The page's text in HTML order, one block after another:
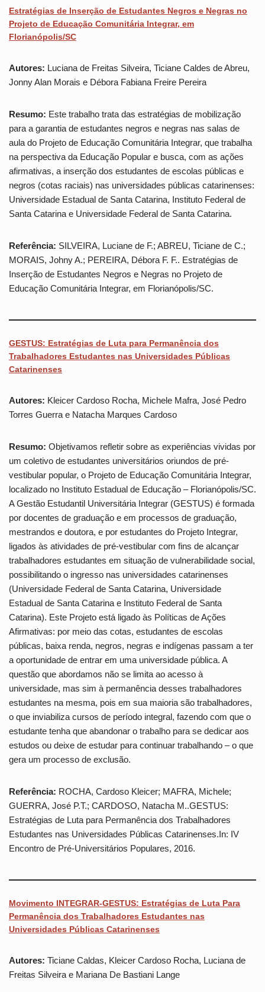
Estratégias de Inserção de Estudantes Negros e Negras no
Projeto de Educação Comunitária Integrar, em
Florianópolis/SC
Autores: Luciana de Freitas Silveira, Ticiane Caldes de Abreu,
Jonny Alan Morais e Débora Fabiana Freire Pereira
Resumo: Este trabalho trata das estratégias de mobilização
para a garantia de estudantes negros e negras nas salas de
aula do Projeto de Educação Comunitária Integrar, que trabalha
na perspectiva da Educação Popular e busca, com as ações
afirmativas, a inserção dos estudantes de escolas públicas e
negros (cotas raciais) nas universidades públicas catarinenses:
Universidade Estadual de Santa Catarina, Instituto Federal de
Santa Catarina e Universidade Federal de Santa Catarina.
Referência: SILVEIRA, Luciane de F.; ABREU, Ticiane de C.;
MORAIS, Johny A.; PEREIRA, Débora F. F.. Estratégias de
Inserção de Estudantes Negros e Negras no Projeto de
Educação Comunitária Integrar, em Florianópolis/SC.
GESTUS: Estratégias de Luta para Permanência dos
Trabalhadores Estudantes nas Universidades Públicas
Catarinenses
Autores: Kleicer Cardoso Rocha, Michele Mafra, José Pedro
Torres Guerra e Natacha Marques Cardoso
Resumo: Objetivamos refletir sobre as experiências vividas por
um coletivo de estudantes universitários oriundos de pré-
vestibular popular, o Projeto de Educação Comunitária Integrar,
localizado no Instituto Estadual de Educação – Florianópolis/SC.
A Gestão Estudantil Universitária Integrar (GESTUS) é formada
por docentes de graduação e em processos de graduação,
mestrandos e doutora, e por estudantes do Projeto Integrar,
ligados às atividades de pré-vestibular com fins de alcançar
trabalhadores estudantes em situação de vulnerabilidade social,
possibilitando o ingresso nas universidades catarinenses
(Universidade Federal de Santa Catarina, Universidade
Estadual de Santa Catarina e Instituto Federal de Santa
Catarina). Este Projeto está ligado às Políticas de Ações
Afirmativas: por meio das cotas, estudantes de escolas
públicas, baixa renda, negros, negras e indígenas passam a ter
a oportunidade de entrar em uma universidade pública. A
questão que abordamos não se limita ao acesso à
universidade, mas sim à permanência desses trabalhadores
estudantes na mesma, pois em sua maioria são trabalhadores,
o que inviabiliza cursos de período integral, fazendo com que o
estudante tenha que abandonar o trabalho para se dedicar aos
estudos ou deixe de estudar para continuar trabalhando – o que
gera um processo de exclusão.
Referência: ROCHA, Cardoso Kleicer; MAFRA, Michele;
GUERRA, José P.T.; CARDOSO, Natacha M..GESTUS:
Estratégias de Luta para Permanência dos Trabalhadores
Estudantes nas Universidades Públicas Catarinenses.In: IV
Encontro de Pré-Universitários Populares, 2016.
Movimento INTEGRAR-GESTUS: Estratégias de Luta Para
Permanência dos Trabalhadores Estudantes nas
Universidades Públicas Catarinenses
Autores: Ticiane Caldas, Kleicer Cardoso Rocha, Luciana de
Freitas Silveira e Mariana De Bastiani Lange